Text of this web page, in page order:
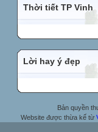
Thời tiết TP Vinh
Lời hay ý đẹp
Bản quyền
Website được thừa kế từ